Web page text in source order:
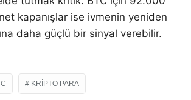
kapanışlar ise ivmenin yeniden
daha güçlü bir sinyal verebilir.
KRIPTO PARA